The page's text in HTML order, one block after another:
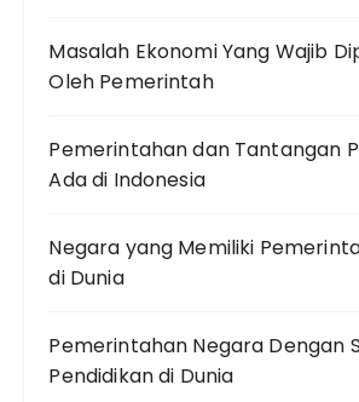
Masalah Ekonomi Yang Wajib
Oleh Pemerintah
Pemerintahan dan Tantangan
Ada di Indonesia
Negara yang Memiliki
di Dunia
Pemerintahan Negara Dengan
Pendidikan di Dunia